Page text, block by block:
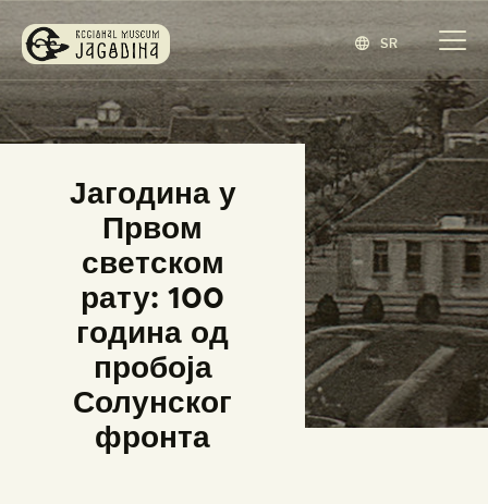
SR
Јагодина у
Првом
светском
рату: 100
година од
пробоја
Солунског
фронта
ЗАВИЧАЈНИ МУЗЕЈ ЈАГОДИНА
www.jagodina.museum
ЗБИРКЕ
ИЗЛОЖБЕ
ДОГАЂАЈИ
ИЗДАВАШТВО
БЛОГ
НАШ МУЗЕЈ
ENGLISH(ЕНГЛЕСКИ)